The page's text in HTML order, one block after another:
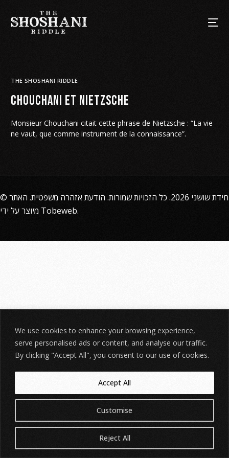
We use cookies to enhance your browsing experience,
serve personalised ads or content, and analyse our traffic.
By clicking "Accept All", you consent to our use of cookies.
Customise
Reject All
Accept All
THE SHOSHANI RIDDLE
Chouchani et Nietzsche
Monsieur Chouchani citait cette phrase de Nietzsche : “La vie
ne vaut, que comme instrument de la connaissance”.
© חידת שושני הודעת אזהרה משפטית. האתר
Tobeweb.